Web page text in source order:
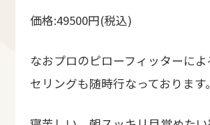
価格:49500円(税込)
なおプロのピローフィッターに
セリングも随時行なっております。